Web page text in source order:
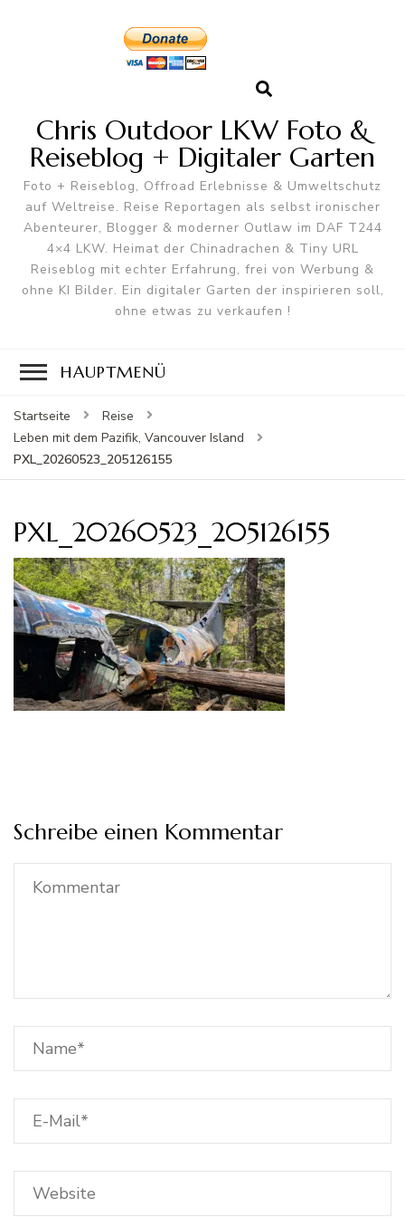
Chris Outdoor LKW Foto &
Reiseblog + Digitaler Garten
Foto + Reiseblog, Offroad Erlebnisse & Umweltschutz
auf Weltreise. Reise Reportagen als selbst ironischer
Abenteurer, Blogger & moderner Outlaw im DAF T244
4×4 LKW. Heimat der Chinadrachen & Tiny URL
Reiseblog mit echter Erfahrung, frei von Werbung &
ohne KI Bilder. Ein digitaler Garten der inspirieren soll,
ohne etwas zu verkaufen !
HAUPTMENÜ
Startseite
Reise
Leben mit dem Pazifik, Vancouver Island
PXL_20260523_205126155
PXL_20260523_205126155
Schreibe einen Kommentar